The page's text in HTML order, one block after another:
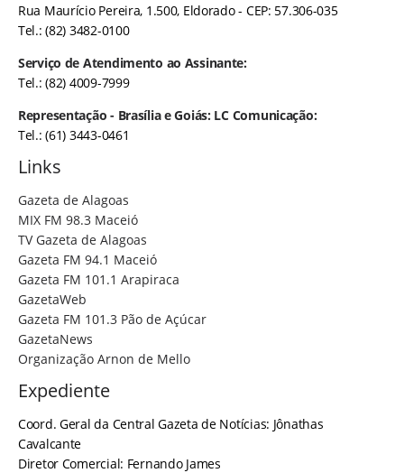
Rua Maurício Pereira, 1.500, Eldorado - CEP: 57.306-035
Tel.: (82) 3482-0100
Serviço de Atendimento ao Assinante:
Tel.: (82) 4009-7999
Representação - Brasília e Goiás: LC Comunicação:
Tel.: (61) 3443-0461
Links
Gazeta de Alagoas
MIX FM 98.3 Maceió
TV Gazeta de Alagoas
Gazeta FM 94.1 Maceió
Gazeta FM 101.1 Arapiraca
GazetaWeb
Gazeta FM 101.3 Pão de Açúcar
GazetaNews
Organização Arnon de Mello
Expediente
Coord. Geral da Central Gazeta de Notícias: Jônathas
Cavalcante
Diretor Comercial: Fernando James